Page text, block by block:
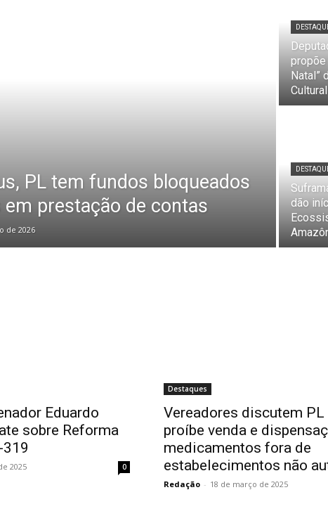
PL tem fundos bloqueados
prestação de contas
de 2026
propõe
Natal”
dão
Eduardo
sobre Reforma
319
2025 0
Destaques
Vereadores discutem PL
proíbe venda e
medicamentos fora de
estabelecimentos não
Redação - 18 de março de 2025